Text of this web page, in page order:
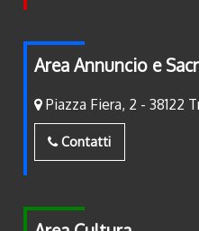
Area Annuncio e
Piazza Fiera, 2 - 38122
Contatti